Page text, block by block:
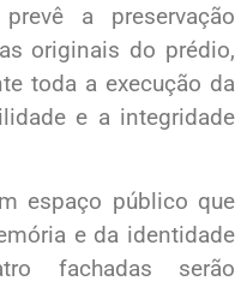
a preservação
originais do prédio,
toda a execução da
e a integridade
espaço público que
e da identidade
fachadas serão